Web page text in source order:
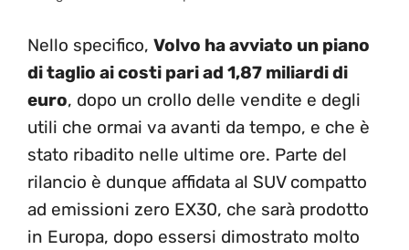
Nello specifico, Volvo ha avviato un piano
di taglio ai costi pari ad 1,87 miliardi di
euro, dopo un crollo delle vendite e degli
utili che ormai va avanti da tempo, e che è
stato ribadito nelle ultime ore. Parte del
rilancio è dunque affidata al SUV compatto
ad emissioni zero EX30, che sarà prodotto
in Europa, dopo essersi dimostrato molto